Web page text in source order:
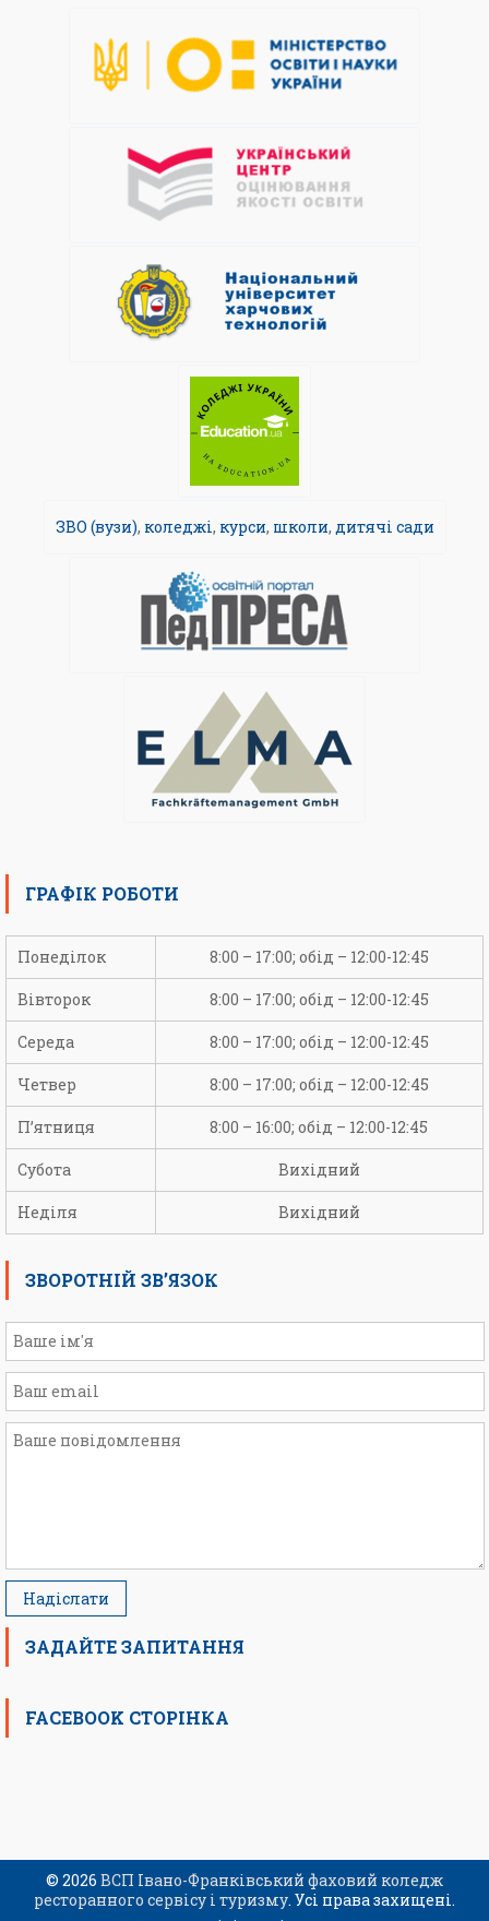
ЗВО (вузи), коледжі, курси, школи, дитячі сади
ГРАФІК РОБОТИ
Понеділок 8:00 – 17:00; обід – 12:00-12:45
Вівторок 8:00 – 17:00; обід – 12:00-12:45
Середа 8:00 – 17:00; обід – 12:00-12:45
Четвер 8:00 – 17:00; обід – 12:00-12:45
П’ятниця 8:00 – 16:00; обід – 12:00-12:45
Субота Вихідний
Неділя Вихідний
ЗВОРОТНІЙ ЗВ’ЯЗОК
ЗАДАЙТЕ ЗАПИТАННЯ
FACEBOOK СТОРІНКА
© 2026 ВСП Івано-Франківський фаховий коледж
ресторанного сервісу і туризму. Усі права захищені.